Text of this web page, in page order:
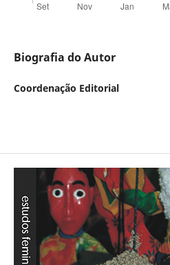
Biografia do Autor
Coordenação Editorial